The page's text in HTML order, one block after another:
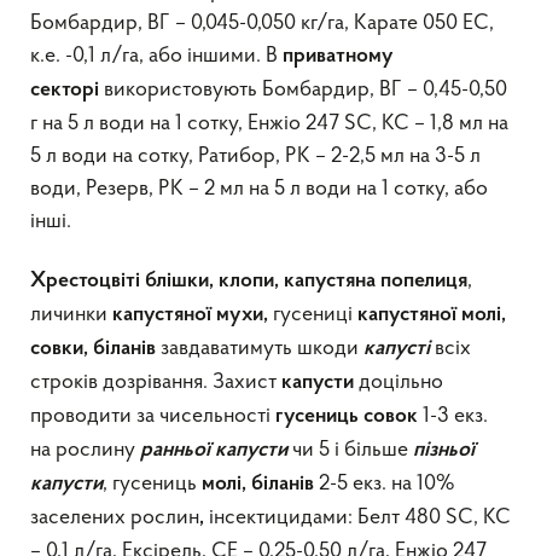
Бомбардир, ВГ – 0,045-0,050 кг/га, Карате 050 ЕС,
к.е. -0,1 л/га, або іншими. В приватному
секторі використовують Бомбардир, ВГ – 0,45-0,50
г на 5 л води на 1 сотку, Енжіо 247 SC, КС – 1,8 мл на
5 л води на сотку, Ратибор, РК – 2-2,5 мл на 3-5 л
води, Резерв, РК – 2 мл на 5 л води на 1 сотку, або
інші.
Хрестоцвіті блішки, клопи, капустяна попелиця,
личинки капустяної мухи, гусениці капустяної молі,
совки, біланів завдаватимуть шкоди капустівсіх
строків дозрівання. Захист капусти доцільно
проводити за чисельності гусениць совок 1-3 екз.
на рослину ранньої капусти чи 5 і більше пізньої
капусти, гусениць молі, біланів 2-5 екз. на 10%
заселених рослин, інсектицидами: Белт 480 SС, КС
– 0,1 л/га, Ексірель, СЕ – 0,25-0,50 л/га, Енжіо 247